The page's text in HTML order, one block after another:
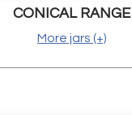
CONICAL RANGE
More jars (+)